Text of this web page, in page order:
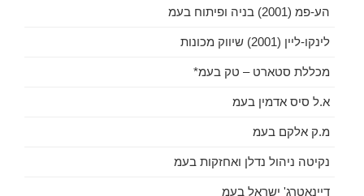
הע-פמ (2001) בניה ופיתוח בעמ
לינקו-ליין (2001) שיווק מכונות
מכללת סטארט – טק בעמ*
א.ל סיס אדמין בעמ
מ.ק אלקם בעמ
נקיטה ניהול נדלן ואחזקות בעמ
דיינאטרג' ישראל בעמ